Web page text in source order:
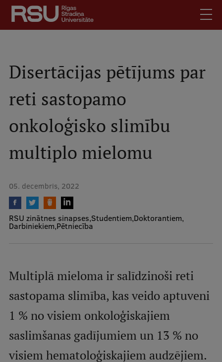
Pārlekt
galveno
saturu
augšējā
izvēlne
Studentiem
Absolventiem
Darba devējiem
Kontakti
Vakances
Mobile
izvēlne
Pamatstudiju programmas
Maģistra studiju programmas
Doktorantūra
Disertācijas pētījums par
reti sastopamo
onkoloģisko slimību
multiplo mielomu
05. decembris, 2022
RSU zinātnes sinapses Studentiem Doktorantiem
Darbiniekiem Pētniecība
Multiplā mieloma ir salīdzinoši reti
sastopama slimība, kas veido aptuveni
1 % no visiem onkoloģiskajiem
saslimšanas gadījumiem un 13 % no
visiem hematoloģiskajiem audzējiem.